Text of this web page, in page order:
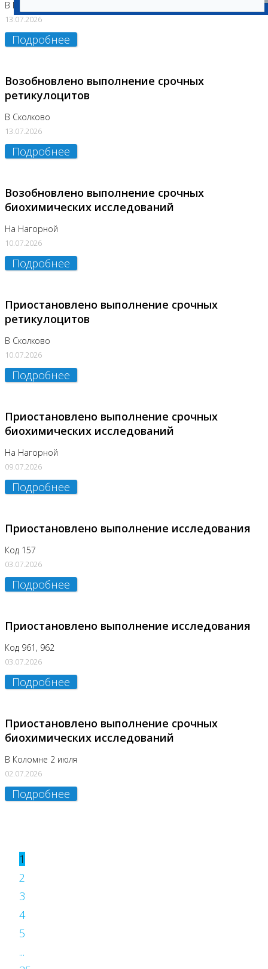
В Бутово
13.07.2026
Подробнее
Возобновлено выполнение срочных
ретикулоцитов
В Сколково
13.07.2026
Подробнее
Возобновлено выполнение срочных
биохимических исследований
На Нагорной
10.07.2026
Подробнее
Приостановлено выполнение срочных
ретикулоцитов
В Сколково
10.07.2026
Подробнее
Приостановлено выполнение срочных
биохимических исследований
На Нагорной
09.07.2026
Подробнее
Приостановлено выполнение исследования
Код 157
03.07.2026
Подробнее
Приостановлено выполнение исследования
Код 961, 962
03.07.2026
Подробнее
Приостановлено выполнение срочных
биохимических исследований
В Коломне 2 июля
02.07.2026
Подробнее
1
2
3
4
5
...